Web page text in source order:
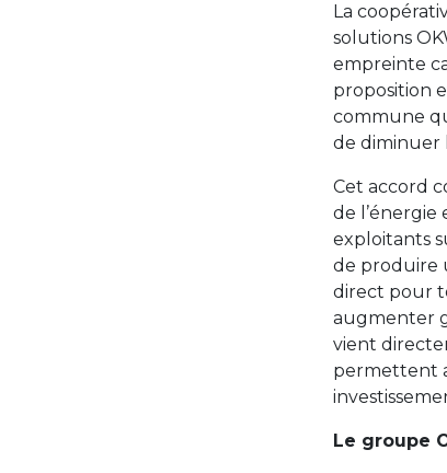
La
solutions
empreinte
proposition
commune
de diminuer
Cet accord
de l’énergie
exploitants
de produire
direct pour
augmenter
vient
permettent
Le groupe